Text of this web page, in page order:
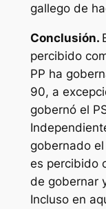
gallego de
Conclusión.
percibido
PP ha
90, a
gobernó el
gobernado
es percibido
de gobernar
Incluso en